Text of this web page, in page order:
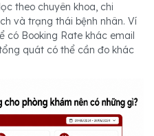
theo chuyên khoa, chi
và trạng thái bệnh nhân. Ví
có Booking Rate khác email
quát có thể cần đo khác